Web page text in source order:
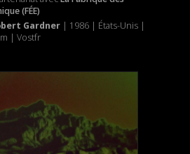
(FÉE)
Gardner | 1986 | États-Unis |
| Vostfr